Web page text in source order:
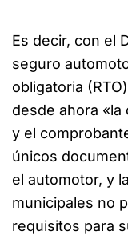
Es decir, con el
seguro
obligatoria
desde ahora «la
y el
únicos
el automotor, y
municipales no
requisitos para